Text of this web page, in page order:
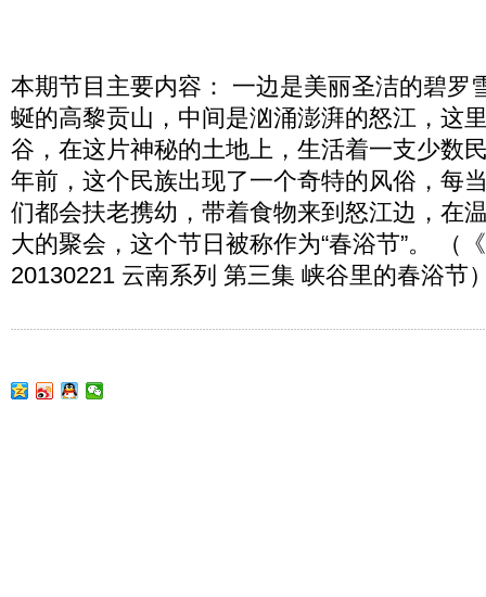
本期节目主要内容： 一边是美丽圣洁的碧罗
蜒的高黎贡山，中间是汹涌澎湃的怒江，这
谷，在这片神秘的土地上，生活着一支少数
年前，这个民族出现了一个奇特的风俗，每
们都会扶老携幼，带着食物来到怒江边，在
大的聚会，这个节日被称作为“春浴节”。 （
20130221 云南系列 第三集 峡谷里的春浴节